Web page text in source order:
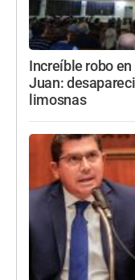
Increíble robo
Juan:
limosnas